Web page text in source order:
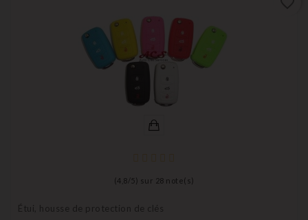
(4,8 / 5) sur 28 note(s)
Étui, housse de protection de clés